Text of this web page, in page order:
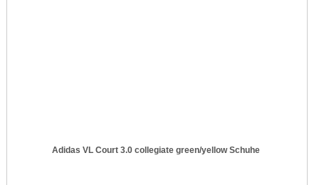
Adidas VL Court 3.0 collegiate green/yellow Schuhe